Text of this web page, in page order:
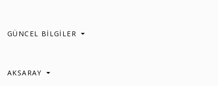
GÜNCEL BİLGİLER
AKSARAY